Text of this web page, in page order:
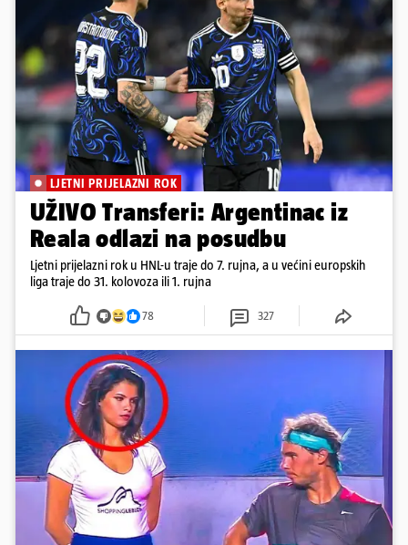
LJETNI PRIJELAZNI ROK
UŽIVO Transferi: Argentinac iz
Reala odlazi na posudbu
Ljetni prijelazni rok u HNL-u traje do 7. rujna, a u većini europskih
liga traje do 31. kolovoza ili 1. rujna
78 327